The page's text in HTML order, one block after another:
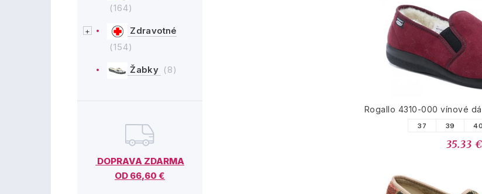
(164)
Zdravotné
(154)
Žabky (8)
DOPRAVA ZDARMA
OD 66,60 €
Rogallo 4310-000 vínové
37 39 40
35.33 €